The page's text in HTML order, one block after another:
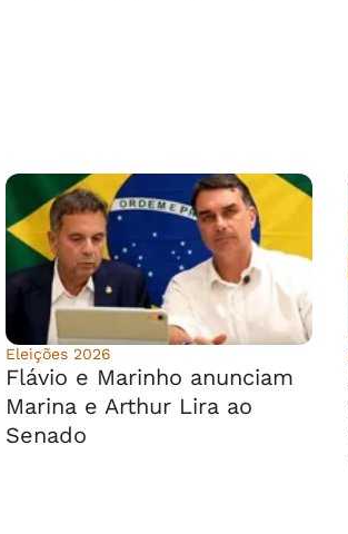
Eleições 2026
Flávio e Marinho anunciam
Marina e Arthur Lira ao
Senado